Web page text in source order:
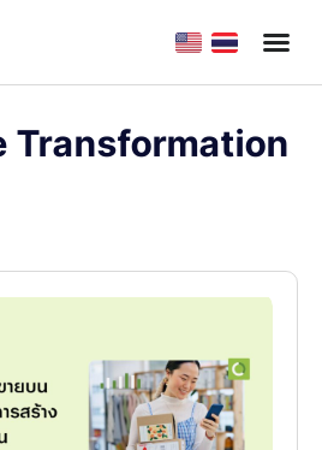
Transformation